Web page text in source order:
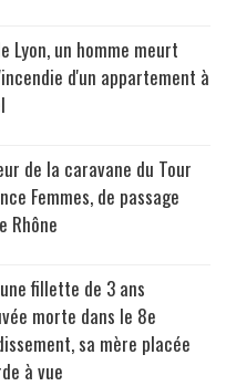
Lyon, un homme meurt
d'un appartement à
de la caravane du Tour
Femmes, de passage
Rhône
fillette de 3 ans
morte dans le 8e
sa mère placée
à vue